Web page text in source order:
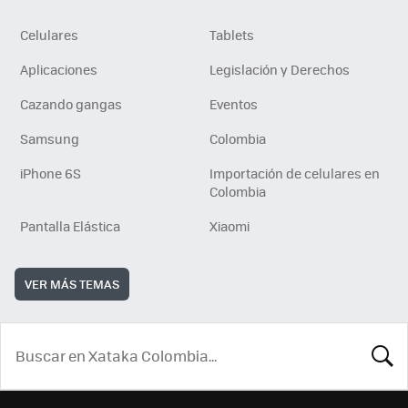
Celulares
Tablets
Aplicaciones
Legislación y Derechos
Cazando gangas
Eventos
Samsung
Colombia
iPhone 6S
Importación de celulares en
Colombia
Pantalla Elástica
Xiaomi
VER MÁS TEMAS